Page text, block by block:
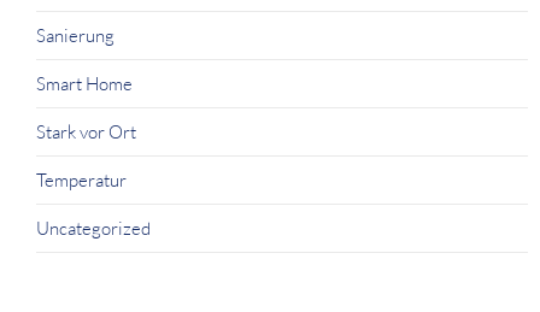
Sanierung
Smart Home
Stark vor Ort
Temperatur
Uncategorized